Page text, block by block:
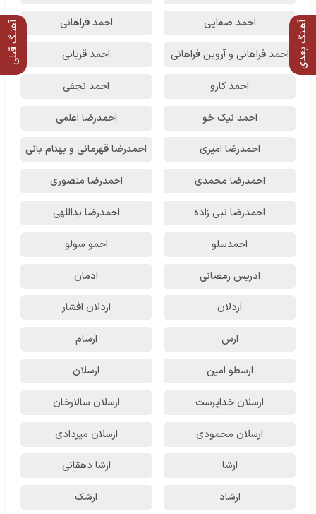
آهنـگ قبلی آهـنگ بعدی احمد صفایی احمد فراهانی
احمد فراهانی و آروین فراهانی احمد قربانی
احمد کارو احمد نجفی
احمد نیک خو احمدرضا اعلمی
احمدرضا امیری احمدرضا قهرمانی و بهنام بانی
احمدرضا محمدی احمدرضا منصوری
احمدرضا نبی زاده احمدرضا یداللهی
احمدسلو احمو سولو
ادریس رمضانی ادمان
اردلان اردلان افشار
ارس ارسام
ارسطو امین ارسلان
ارسلان خداپرست ارسلان سالارخان
ارسلان محمودی ارسلان میردادی
ارشا ارشا دهقانی
ارشاد ارشک